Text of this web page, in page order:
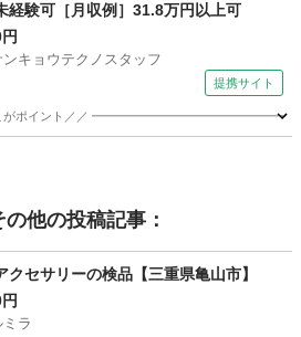
経験可［月収例］31.8万円以上可
キョウテクノスタッフ
提携サイト
こがポイント／／ ━━━━━━━━━━━━━━━━━ ◎
の他の投稿記事：
クセサリーの検品【三重県亀山市】
ミラ